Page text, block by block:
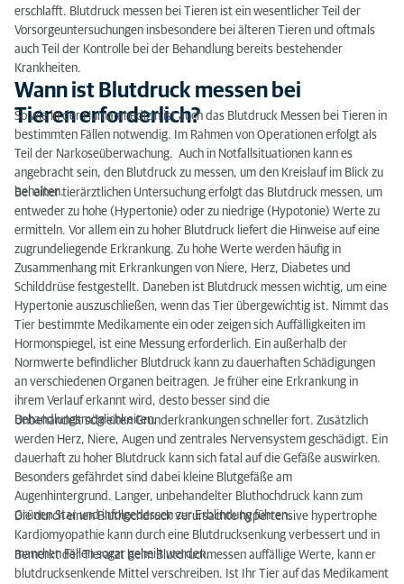
erschlafft. Blutdruck messen bei Tieren ist ein wesentlicher Teil der
Vorsorgeuntersuchungen insbesondere bei älteren Tieren und oftmals
auch Teil der Kontrolle bei der Behandlung bereits bestehender
Krankheiten.
Wann ist Blutdruck messen bei
Tieren erforderlich?
So wie in der Humanmedizin ist auch das Blutdruck Messen bei Tieren in
bestimmten Fällen notwendig. Im Rahmen von Operationen erfolgt als
Teil der Narkoseüberwachung. Auch in Notfallsituationen kann es
angebracht sein, den Blutdruck zu messen, um den Kreislauf im Blick zu
behalten.
Bei einer tierärztlichen Untersuchung erfolgt das Blutdruck messen, um
entweder zu hohe (Hypertonie) oder zu niedrige (Hypotonie) Werte zu
ermitteln. Vor allem ein zu hoher Blutdruck liefert die Hinweise auf eine
zugrundeliegende Erkrankung. Zu hohe Werte werden häufig in
Zusammenhang mit Erkrankungen von Niere, Herz, Diabetes und
Schilddrüse festgestellt. Daneben ist Blutdruck messen wichtig, um eine
Hypertonie auszuschließen, wenn das Tier übergewichtig ist. Nimmt das
Tier bestimmte Medikamente ein oder zeigen sich Auffälligkeiten im
Hormonspiegel, ist eine Messung erforderlich. Ein außerhalb der
Normwerte befindlicher Blutdruck kann zu dauerhaften Schädigungen
an verschiedenen Organen beitragen. Je früher eine Erkrankung in
ihrem Verlauf erkannt wird, desto besser sind die
Behandlungsmöglichkeiten.
Unbehandelt schreiten Grunderkrankungen schneller fort. Zusätzlich
werden Herz, Niere, Augen und zentrales Nervensystem geschädigt. Ein
dauerhaft zu hoher Blutdruck kann sich fatal auf die Gefäße auswirken.
Besonders gefährdet sind dabei kleine Blutgefäße am
Augenhintergrund. Langer, unbehandelter Bluthochdruck kann zum
Grünen Star und infolgedessen zur Erblindung führen.
Die durch einen Bluthochdruck verursachte hypertensive hypertrophe
Kardiomyopathie kann durch eine Blutdrucksenkung verbessert und in
manchen Fällen sogar geheilt werden.
Bemerkt der Tierarzt beim Blutdruckmessen auffällige Werte, kann er
blutdrucksenkende Mittel verschreiben. Ist Ihr Tier auf das Medikament